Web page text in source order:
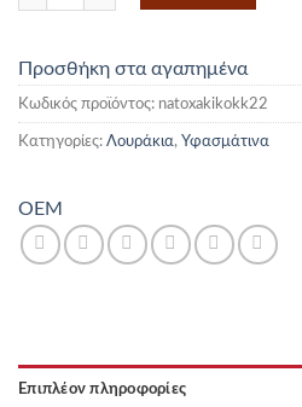
Προσθήκη στα αγαπημένα
Κωδικός προϊόντος: natoxakikokk22
Κατηγορίες: Λουράκια, Υφασμάτινα
OEM
Επιπλέον πληροφορίες